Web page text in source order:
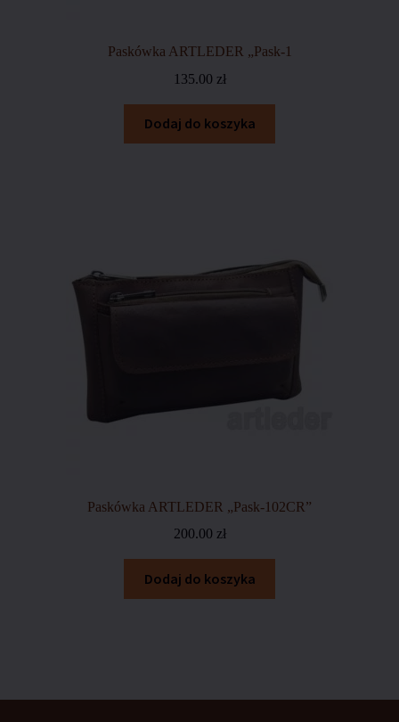
Paskówka ARTLEDER „Pask-1
135.00 zł
Dodaj do koszyka
Paskówka ARTLEDER „Pask-102CR”
200.00 zł
Dodaj do koszyka